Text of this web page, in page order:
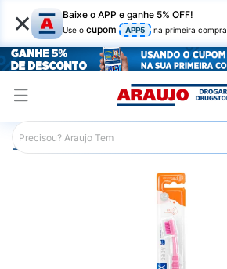
× Baixe o APP e ganhe 5% OFF!
Use o cupom APP5 na primeira compra
Araujo Infantil